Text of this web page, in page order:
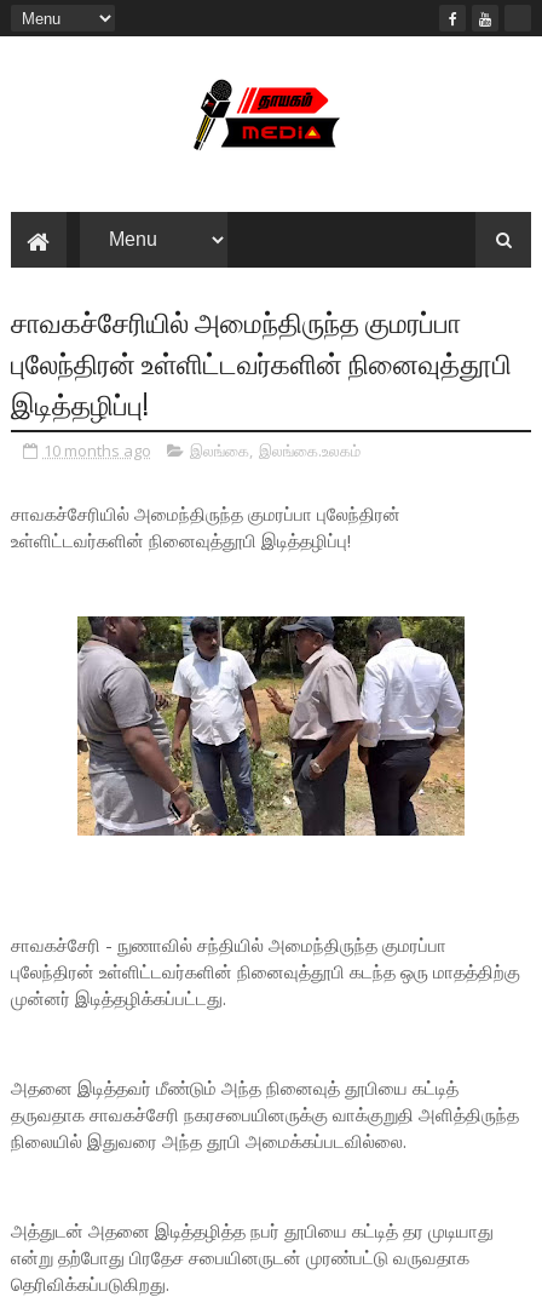
சாவகச்சேரியில் அமைந்திருந்த குமரப்பா
புலேந்திரன் உள்ளிட்டவர்களின் நினைவுத்தூபி
இடித்தழிப்பு!
10 months ago இலங்கை, இலங்கை.உலகம்
சாவகச்சேரியில் அமைந்திருந்த குமரப்பா புலேந்திரன்
உள்ளிட்டவர்களின் நினைவுத்தூபி இடித்தழிப்பு!
சாவகச்சேரி - நுணாவில் சந்தியில் அமைந்திருந்த குமரப்பா
புலேந்திரன் உள்ளிட்டவர்களின் நினைவுத்தூபி கடந்த ஒரு மாதத்திற்கு
முன்னர் இடித்தழிக்கப்பட்டது.
அதனை இடித்தவர் மீண்டும் அந்த நினைவுத் தூபியை கட்டித்
தருவதாக சாவகச்சேரி நகரசபையினருக்கு வாக்குறுதி அளித்திருந்த
நிலையில் இதுவரை அந்த தூபி அமைக்கப்படவில்லை.
அத்துடன் அதனை இடித்தழித்த நபர் தூபியை கட்டித் தர முடியாது
என்று தற்போது பிரதேச சபையினருடன் முரண்பட்டு வருவதாக
தெரிவிக்கப்படுகிறது.